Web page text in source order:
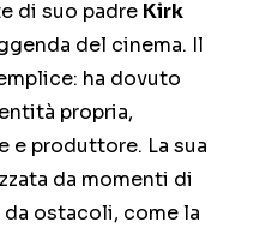
di suo padre Kirk
del cinema. Il
ha dovuto
propria,
produttore. La sua
da momenti di
ostacoli, come la